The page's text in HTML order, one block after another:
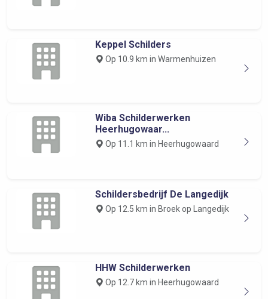
Keppel Schilders
Op 10.9 km in Warmenhuizen
Wiba Schilderwerken
Heerhugowaar...
Op 11.1 km in Heerhugowaard
Schildersbedrijf De Langedijk
Op 12.5 km in Broek op Langedijk
HHW Schilderwerken
Op 12.7 km in Heerhugowaard